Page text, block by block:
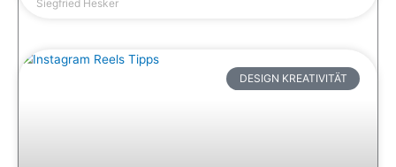
Siegfried Hesker
DESIGN KREATIVITÄT